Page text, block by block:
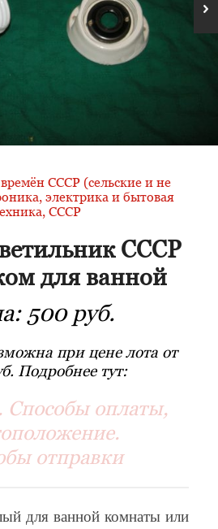
СССР (сельские и не
электрика и бытовая
СССР
СССР
для ванной
500 руб.
при цене лота от
Подробнее тут:
Способы оплаты,
отправки
для ванной комнаты или